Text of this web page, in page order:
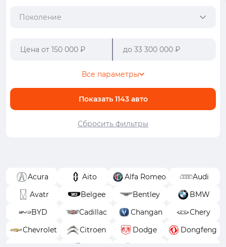
Поколение
Показать 1143 авто
Все параметры
Сбросить фильтры
Acura Aito Alfa Romeo
Audi
Avatr
Belgee Bentley
BMW
BYD
Cadillac Changan
Chery
Chevrolet
Citroen Dodge
Dongfeng